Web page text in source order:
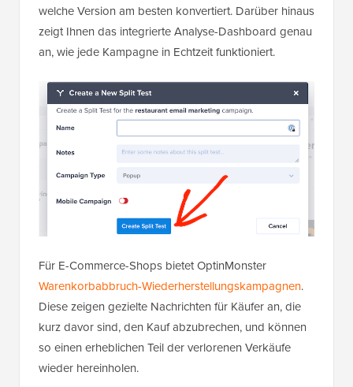
welche Version am besten konvertiert. Darüber hinaus
zeigt Ihnen das integrierte Analyse-Dashboard genau
an, wie jede Kampagne in Echtzeit funktioniert.
Für E-Commerce-Shops bietet OptinMonster
Warenkorbabbruch-Wiederherstellungskampagnen.
Diese zeigen gezielte Nachrichten für Käufer an, die
kurz davor sind, den Kauf abzubrechen, und können
so einen erheblichen Teil der verlorenen Verkäufe
wieder hereinholen.